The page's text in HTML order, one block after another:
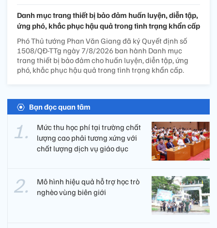
Danh mục trang thiết bị bảo đảm huấn luyện, diễn tập,
ứng phó, khắc phục hậu quả trong tình trạng khẩn cấp
Phó Thủ tướng Phan Văn Giang đã ký Quyết định số
1508/QĐ-TTg ngày 7/8/2026 ban hành Danh mục
trang thiết bị bảo đảm cho huấn luyện, diễn tập, ứng
phó, khắc phục hậu quả trong tình trạng khẩn cấp.
Bạn đọc quan tâm
Mức thu học phí tại trường chất
lượng cao phải tương xứng với
chất lượng dịch vụ giáo dục
Mô hình hiệu quả hỗ trợ học trò
nghèo vùng biên giới